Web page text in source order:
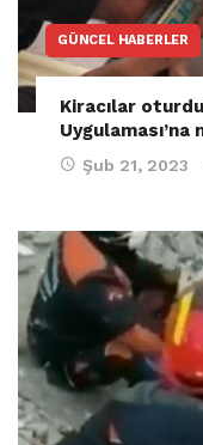
GÜNCEL HABERLER
Kiracılar
Uygulaması’na
Şub 21, 2023